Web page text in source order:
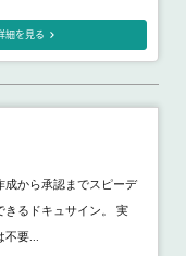
細を見る
成から承認までスピーデ
きるドキュサイン。 実
要...